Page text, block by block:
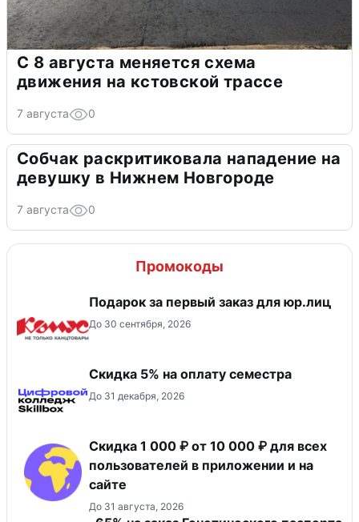
С 8 августа меняется схема
движения на кстовской трассе
7 августа 0
Собчак раскритиковала нападение на
девушку в Нижнем Новгороде
7 августа 0
Промокоды
Подарок за первый заказ для юр.лиц
До 30 сентября, 2026
Скидка 5% на оплату семестра
До 31 декабря, 2026
Скидка 1 000 ₽ от 10 000 ₽ для всех
пользователей в приложении и на
сайте
До 31 августа, 2026